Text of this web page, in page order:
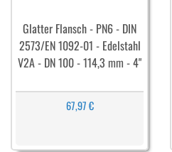
Glatter Flansch - PN6 - DIN
2573/EN 1092-01 - Edelstahl
V2A - DN 100 - 114,3 mm - 4"
67,97 €